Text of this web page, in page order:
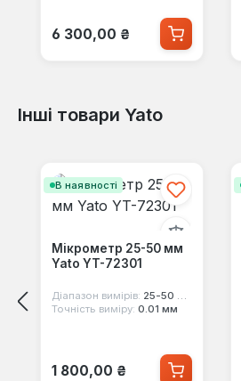
Звичайна ціна:
6 300,00 ₴
Інші товари Yato
В наявності
Мікрометр 25-50 мм
Yato YT-72301
Діапазон вимірів: 25-50 мм
Точність виміру: 0.01 мм
Звичайна ціна:
1 800,00 ₴